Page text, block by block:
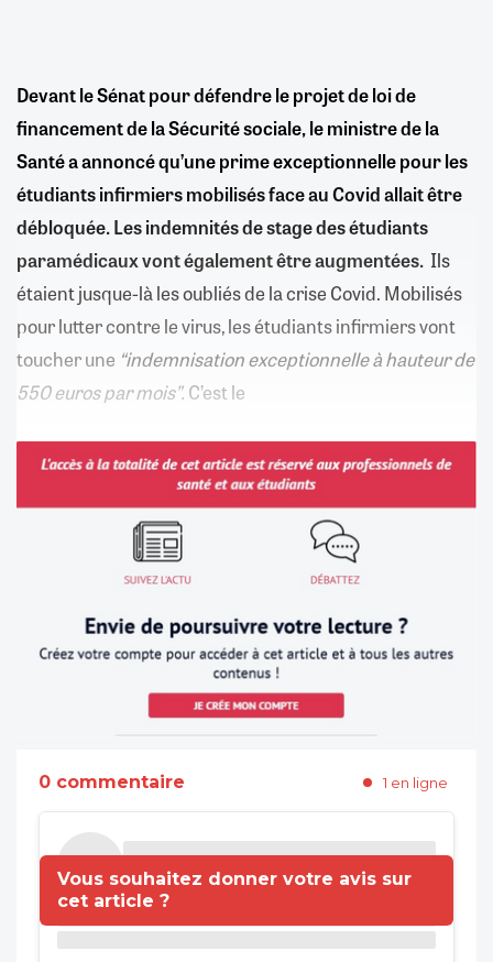
Devant le Sénat pour défendre le projet de loi de
financement de la Sécurité sociale, le ministre de la
Santé a annoncé qu’une prime exceptionnelle pour les
étudiants infirmiers mobilisés face au Covid allait être
débloquée. Les indemnités de stage des étudiants
paramédicaux vont également être augmentées. Ils
étaient jusque-là les oubliés de la crise Covid. Mobilisés
pour lutter contre le virus, les étudiants infirmiers vont
toucher une “indemnisation exceptionnelle à hauteur de
550 euros par mois”. C’est le
0 commentaire 1 en ligne
Vous souhaitez donner votre avis sur
cet article ?